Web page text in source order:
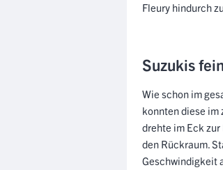
Fleury hindurch zu
Suzukis
Wie schon im
konnten diese im
drehte im Eck
den Rückraum.
Geschwindigkeit